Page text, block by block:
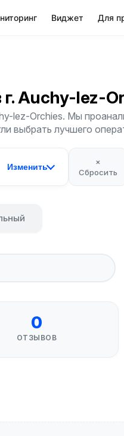
Виджет Для
г. Auchy-lez-
lez-Orchies. Мы
выбрать лучшего
Изменить
×
Сбросить
0
ОТЗЫВОВ